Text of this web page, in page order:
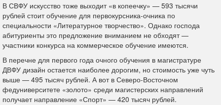
В СВФУ искусство тоже выходит «в копеечку» — 593 тысячи
рублей стоит обучение для первокурсника-очника по
специальности «Литературное творчество». Однако господа
абитуриенты это предложение вниманием не обходят —
участники конкурса на коммерческое обучение имеются.
В перечне для первого года очного обучения в магистратуре
ДВФУ дизайн остается наиболее дорогим, но стоимость уже чуть
выше — 495 тысяч рублей. А вот в Северо-Восточном
федуниверситете «золото» среди магистерских направлений
получает направление «Спорт» — 420 тысяч рублей.